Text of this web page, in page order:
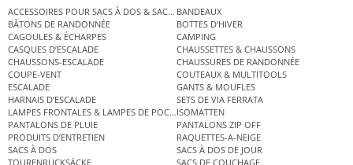
ACCESSOIRES POUR SACS À DOS & SACS ÉTANCHES
BANDEAUX
BÂTONS DE RANDONNÉE
BOTTES D’HIVER
CAGOULES & ÉCHARPES
CAMPING
CASQUES D’ESCALADE
CHAUSSETTES & CHAUSSONS
CHAUSSONS-ESCALADE
CHAUSSURES DE RANDONNÉE
COUPE-VENT
COUTEAUX & MULTITOOLS
ESCALADE
GANTS & MOUFLES
HARNAIS D’ESCALADE
SETS DE VIA FERRATA
LAMPES FRONTALES & LAMPES DE POCHEISOMATTEN
PANTALONS DE PLUIE
PANTALONS ZIP OFF
PRODUITS D’ENTRETIEN
RAQUETTES-A-NEIGE
SACS À DOS
SACS À DOS DE JOUR
TOURENRUCKSÄCKE
SACS DE COUCHAGE